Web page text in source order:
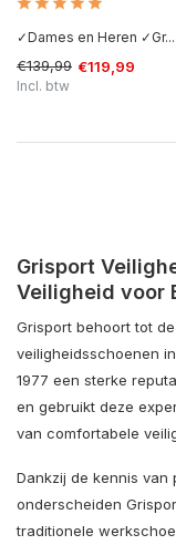
✓Dames en Heren ✓Gr...
€139,99 €119,99
Incl. btw
Grisport
Veiligheid voor
Grisport behoort tot
veiligheidsschoenen
1977 een sterke
en gebruikt deze
van comfortabele
Dankzij de kennis
onderscheiden
traditionele